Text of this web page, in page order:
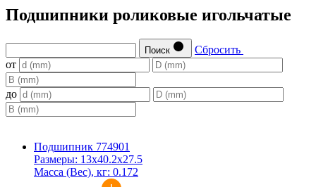
Подшипники роликовые игольчатые
Поиск
Сбросить
от
до
Подшипник 774901
Размеры: 13x40.2x27.5
Масса (Вес), кг: 0.172